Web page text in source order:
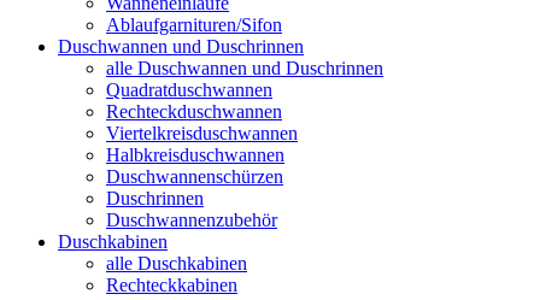
Ablaufgarnituren/Sifon
Duschwannen und Duschrinnen
alle Duschwannen und Duschrinnen
Quadratduschwannen
Rechteckduschwannen
Viertelkreisduschwannen
Halbkreisduschwannen
Duschwannenschürzen
Duschrinnen
Duschwannenzubehör
Duschkabinen
alle Duschkabinen
Rechteckkabinen